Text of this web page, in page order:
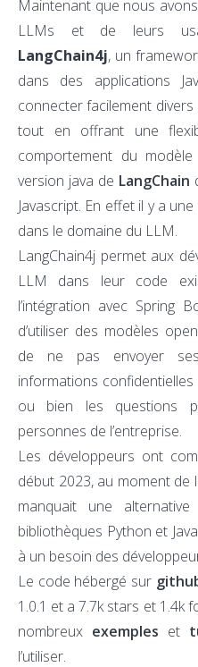
Maintenant que nous
LLMs et de leurs
LangChain4j, un
dans des applications
connecter facilement
tout en offrant une
comportement du
version java de LangChain
Javascript. En effet il y a
dans le domaine du LLM.
LangChain4j permet aux
LLM dans leur code
l’intégration avec Spring
d’utiliser des modèles
de ne pas envoyer
informations
ou bien les questions
personnes de l’entreprise.
Les développeurs ont
début 2023, au moment de
manquait une
bibliothèques Python et
à un besoin des
Le code hébergé sur
1.0.1 et a 7.7k stars et 1.4k
nombreux exemples et
l’utiliser.